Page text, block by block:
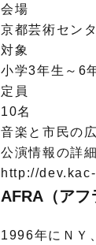
会場
京都芸術セン
対象
小学3年生～6
定員
10名
音楽と市民の
公演情報の詳
http://
AFRA（アフ
1996年にＮＹ